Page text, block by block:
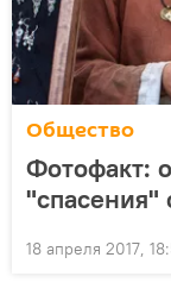
Общество
Фотофакт:
"спасения"
18 апреля 2017,